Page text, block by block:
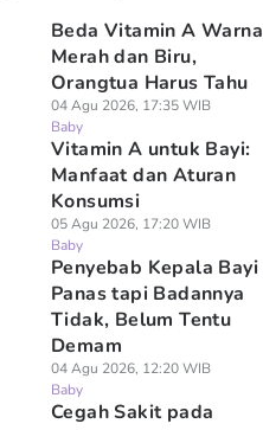
Beda Vitamin A Warna
Merah dan Biru,
Orangtua Harus Tahu
04 Agu 2026, 17:35 WIB
Baby
Vitamin A untuk Bayi:
Manfaat dan Aturan
Konsumsi
05 Agu 2026, 17:20 WIB
Baby
Penyebab Kepala Bayi
Panas tapi Badannya
Tidak, Belum Tentu
Demam
04 Agu 2026, 12:20 WIB
Baby
Cegah Sakit pada